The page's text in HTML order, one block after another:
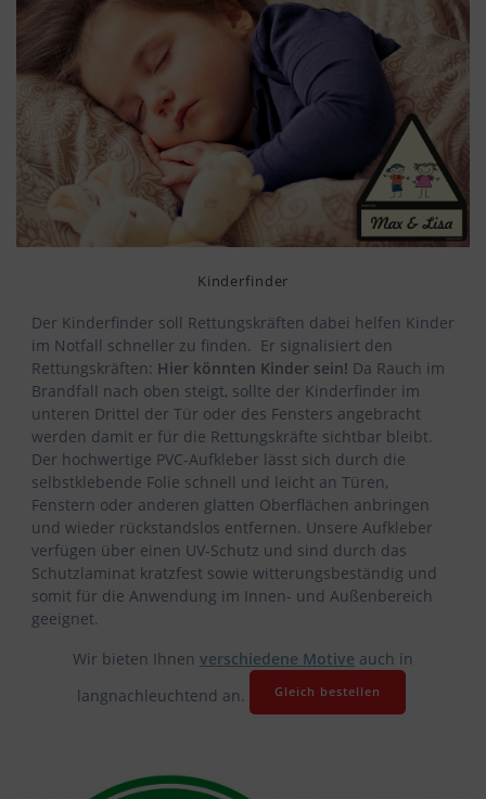
Kinderfinder
Der Kinderfinder soll Rettungskräften dabei helfen Kinder
im Notfall schneller zu finden. Er signalisiert den
Rettungskräften: Hier könnten Kinder sein! Da Rauch im
Brandfall nach oben steigt, sollte der Kinderfinder im
unteren Drittel der Tür oder des Fensters angebracht
werden damit er für die Rettungskräfte sichtbar bleibt.
Der hochwertige PVC-Aufkleber lässt sich durch die
selbstklebende Folie schnell und leicht an Türen,
Fenstern oder anderen glatten Oberflächen anbringen
und wieder rückstandslos entfernen. Unsere Aufkleber
verfügen über einen UV-Schutz und sind durch das
Schutzlaminat kratzfest sowie witterungsbeständig und
somit für die Anwendung im Innen- und Außenbereich
geeignet.
Wir bieten Ihnen verschiedene Motive auch in
langnachleuchtend an.
Gleich bestellen